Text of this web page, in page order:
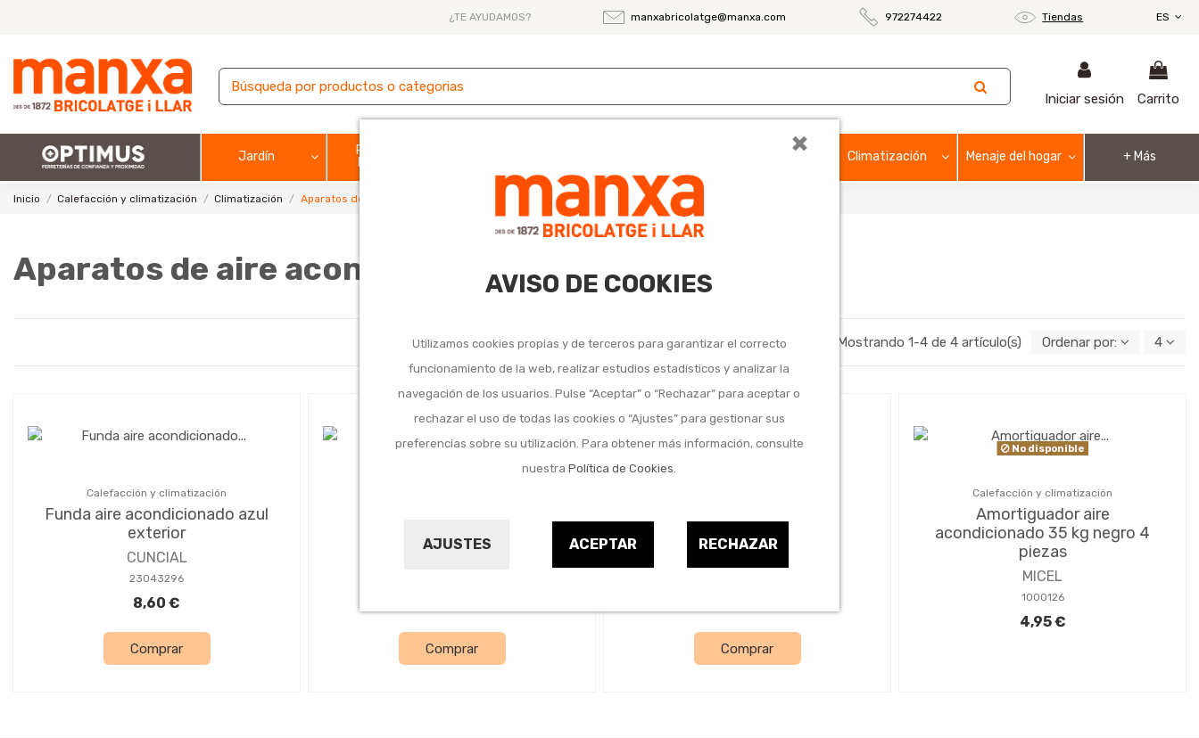
×
AVISO DE COOKIES
Utilizamos cookies propias y de terceros para garantizar el correcto
funcionamiento de la web, realizar estudios estadísticos y analizar la
navegación de los usuarios. Pulse “Aceptar” o “Rechazar” para aceptar o
rechazar el uso de todas las cookies o “Ajustes” para gestionar sus
preferencias sobre su utilización. Para obtener más información, consulte
nuestraPolítica de Cookies
AJUSTES ACEPTAR RECHAZAR
¿TE AYUDAMOS? manxabricolatge@manxa.com 972274422 Tiendas ES
Iniciar sesión Carrito
Jardín
Pintura y
Climatización Menaje del hogar + Más
Inicio Calefacción y climatización Climatización Aparatos de aire acondicionado
Aparatos de aire acondicionado
Mostrando 1-4 de 4 artículo(s) Ordenar por: 4
Calefacción y climatización
Funda aire acondicionado azul
exterior
CUNCIAL
23043296
8,60 €
Comprar Comprar Comprar
No disponible
Calefacción y climatización
Amortiguador aire
acondicionado 35 kg negro 4
piezas
MICEL
1000126
4,95 €